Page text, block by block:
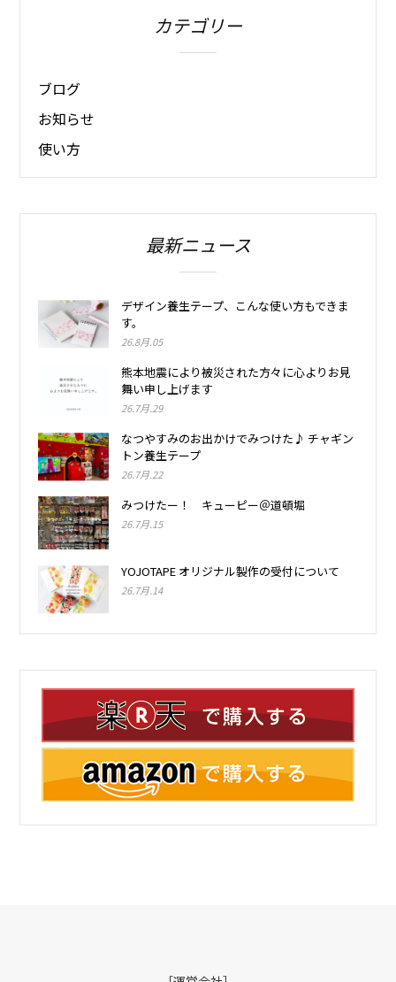
カテゴリー
ブログ
お知らせ
使い方
最新ニュース
デザイン養生テープ、こんな使い方もできま
す。
26.8月.05
熊本地震により被災された方々に心よりお見
舞い申し上げます
26.7月.29
なつやすみのお出かけでみつけた♪ チャギン
トン養生テープ
26.7月.22
みつけたー！ キューピー＠道頓堀
26.7月.15
YOJOTAPE オリジナル製作の受付について
26.7月.14